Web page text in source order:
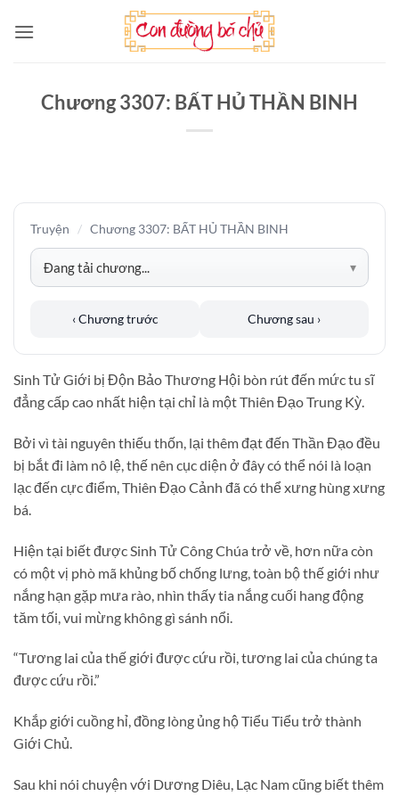
qua
Chương 3307: BẤT HỦ THẦN BINH
Truyện / Chương 3307: BẤT HỦ THẦN BINH
‹ Chương trước Chương sau ›
Sinh Tử Giới bị Độn Bảo Thương Hội bòn rút đến mức tu sĩ
đẳng cấp cao nhất hiện tại chỉ là một Thiên Đạo Trung Kỳ.
Bởi vì tài nguyên thiếu thốn, lại thêm đạt đến Thần Đạo đều
bị bắt đi làm nô lệ, thế nên cục diện ở đây có thể nói là loạn
lạc đến cực điểm, Thiên Đạo Cảnh đã có thể xưng hùng xưng
bá.
Hiện tại biết được Sinh Tử Công Chúa trở về, hơn nữa còn
có một vị phò mã khủng bố chống lưng, toàn bộ thế giới như
nắng hạn gặp mưa rào, nhìn thấy tia nắng cuối hang động
tăm tối, vui mừng không gì sánh nổi.
“Tương lai của thế giới được cứu rồi, tương lai của chúng ta
được cứu rồi.”
Khắp giới cuồng hỉ, đồng lòng ủng hộ Tiểu Tiểu trở thành
Giới Chủ.
Sau khi nói chuyện với Dương Diêu, Lạc Nam cũng biết thêm